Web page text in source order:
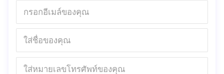
ขาว
น้ำหนัก